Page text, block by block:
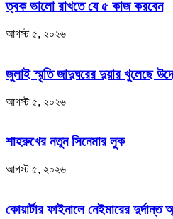
ত্বক ভালো রাখতে যে ৫ কাজ করবেন
আগস্ট ৫, ২০২৬
জুলাই স্মৃতি জাদুঘরের দুয়ার খুলেছে
আগস্ট ৫, ২০২৬
শাহরুখের নতুন সিনেমার লুক
আগস্ট ৫, ২০২৬
কোয়ার্টার ফাইনালে নেইমারের দুর্দান্ত